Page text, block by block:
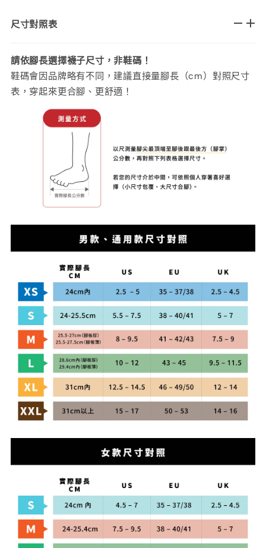
尺寸對照表
請依腳長選擇襪子尺寸，非鞋碼！
鞋碼會因品牌略有不同，建議直接量腳長（cm）對照尺寸
表，穿起來更合腳、更舒適！